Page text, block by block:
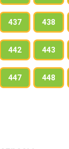
437 438
442 443
447 448